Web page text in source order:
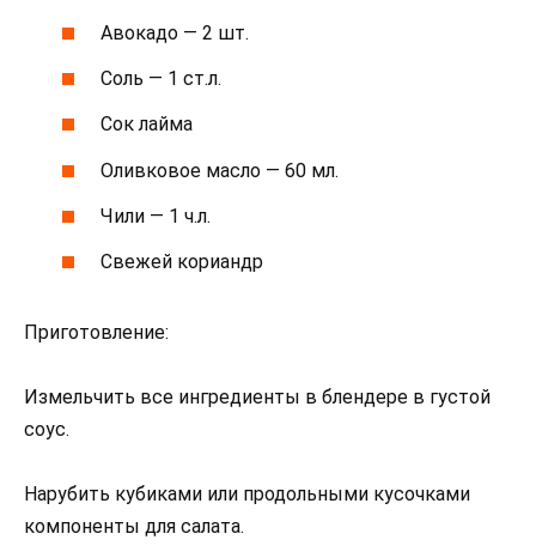
Авокадо — 2 шт.
Соль — 1 ст.л.
Сок лайма
Оливковое масло — 60 мл.
Чили — 1 ч.л.
Свежей кориандр
Приготовление:
Измельчить все ингредиенты в блендере в густой
соус.
Нарубить кубиками или продольными кусочками
компоненты для салата.